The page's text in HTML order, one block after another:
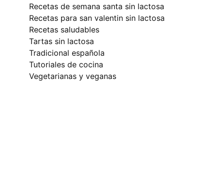
recetas de semana santa sin lactosa
recetas para san valentin sin lactosa
recetas saludables
tartas sin lactosa
tradicional española
tutoriales de cocina
vegetarianas y veganas